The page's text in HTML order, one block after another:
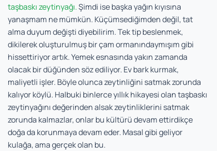
taşbaskı zeytinyağı.Şimdi ise başka yağın kıyısına
yanaşmam ne mümkün. Küçümsediğimden değil, tat
alma duyum değişti diyebilirim. Tek tip beslenmek,
dikilerek oluşturulmuş bir çam ormanındaymışım gibi
hissettiriyor artık. Yemek esnasında yakın zamanda
olacak bir düğünden söz ediliyor. Ev bark kurmak,
maliyetli işler. Böyle olunca zeytinliğini satmak zorunda
kalıyor köylü. Halbuki binlerce yıllık hikayesi olan taşbaskı
zeytinyağını değerinden alsak zeytinliklerini satmak
zorunda kalmazlar, onlar bu kültürü devam ettirdikçe
doğa da korunmaya devam eder. Masal gibi geliyor
kulağa, ama gerçek olan bu.